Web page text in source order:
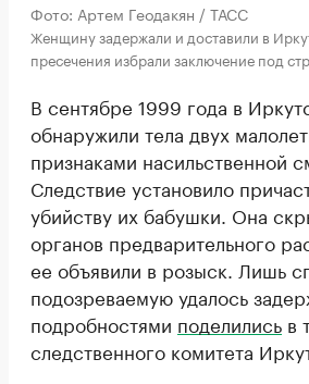
Фото: Артем Геодакян / ТАСС
Женщину задержали и доставили в
пресечения избрали заключение под
В сентябре 1999 года в
обнаружили тела двух
признаками насильственной
Следствие установило
убийству их бабушки. Она
органов предварительного
ее объявили в розыск. Лишь
подозреваемую удалось
подробностями поделились в
следственного комитета